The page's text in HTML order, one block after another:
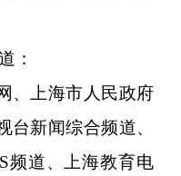
：
、上海市人民政府
台新闻综合频道、
频道、上海教育电